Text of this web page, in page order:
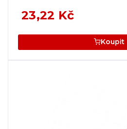
23,22 Kč
Koupit